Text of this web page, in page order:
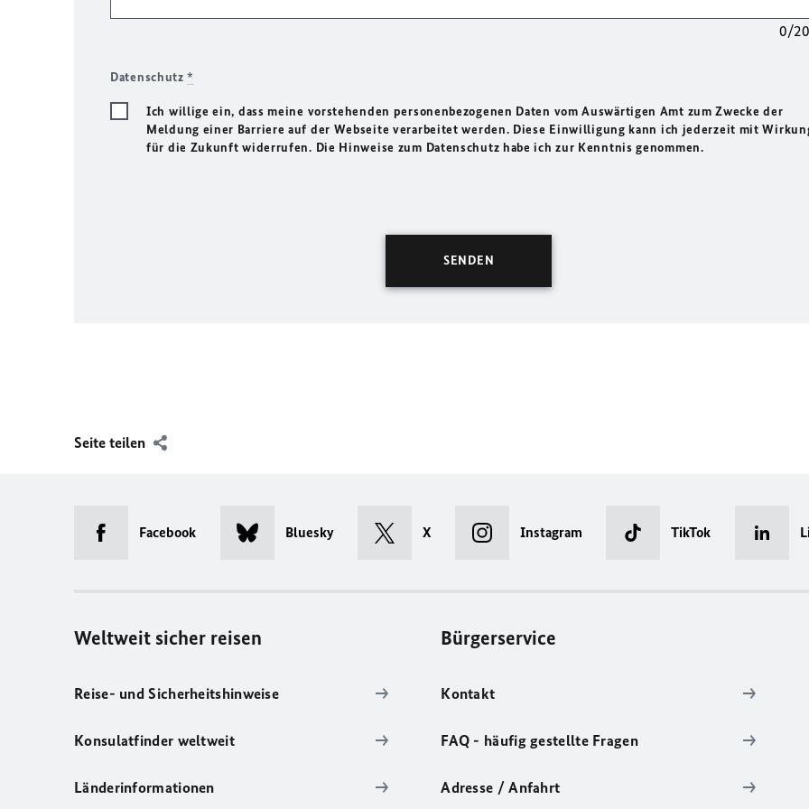
0/
Datenschutz*
Ich willige ein, dass meine vorstehenden personenbezogenen Daten vom Auswärtigen Amt zum Zwecke der
Meldung einer Barriere auf der Webseite verarbeitet werden. Diese Einwilligung kann ich jederzeit mit
für die Zukunft widerrufen. Die Hinweise zum Datenschutz habe ich zur Kenntnis genommen.
Seite teilen
Facebook Bluesky X Instagram TikTok
Weltweit sicher reisen
Reise- und Sicherheitshinweise
Konsulatfinder weltweit
Länderinformationen
Bürgerservice
Kontakt
FAQ - häufig gestellte Fragen
Adresse / Anfahrt